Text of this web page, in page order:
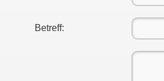
Betreff: